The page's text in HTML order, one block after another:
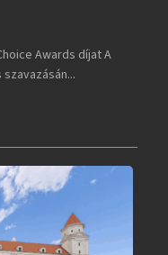
Awards díjat A